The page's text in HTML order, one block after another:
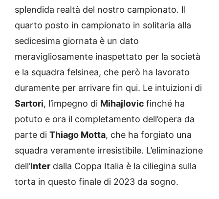
splendida realtà del nostro campionato. Il
quarto posto in campionato in solitaria alla
sedicesima giornata è un dato
meravigliosamente inaspettato per la società
e la squadra felsinea, che però ha lavorato
duramente per arrivare fin qui. Le intuizioni di
Sartori, l’impegno di Mihajlovic finché ha
potuto e ora il completamento dell’opera da
parte di Thiago Motta, che ha forgiato una
squadra veramente irresistibile. L’eliminazione
dell’Inter dalla Coppa Italia è la ciliegina sulla
torta in questo finale di 2023 da sogno.